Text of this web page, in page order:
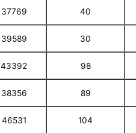
37769 40
39589 30
43392 98
38356 89
46531 104